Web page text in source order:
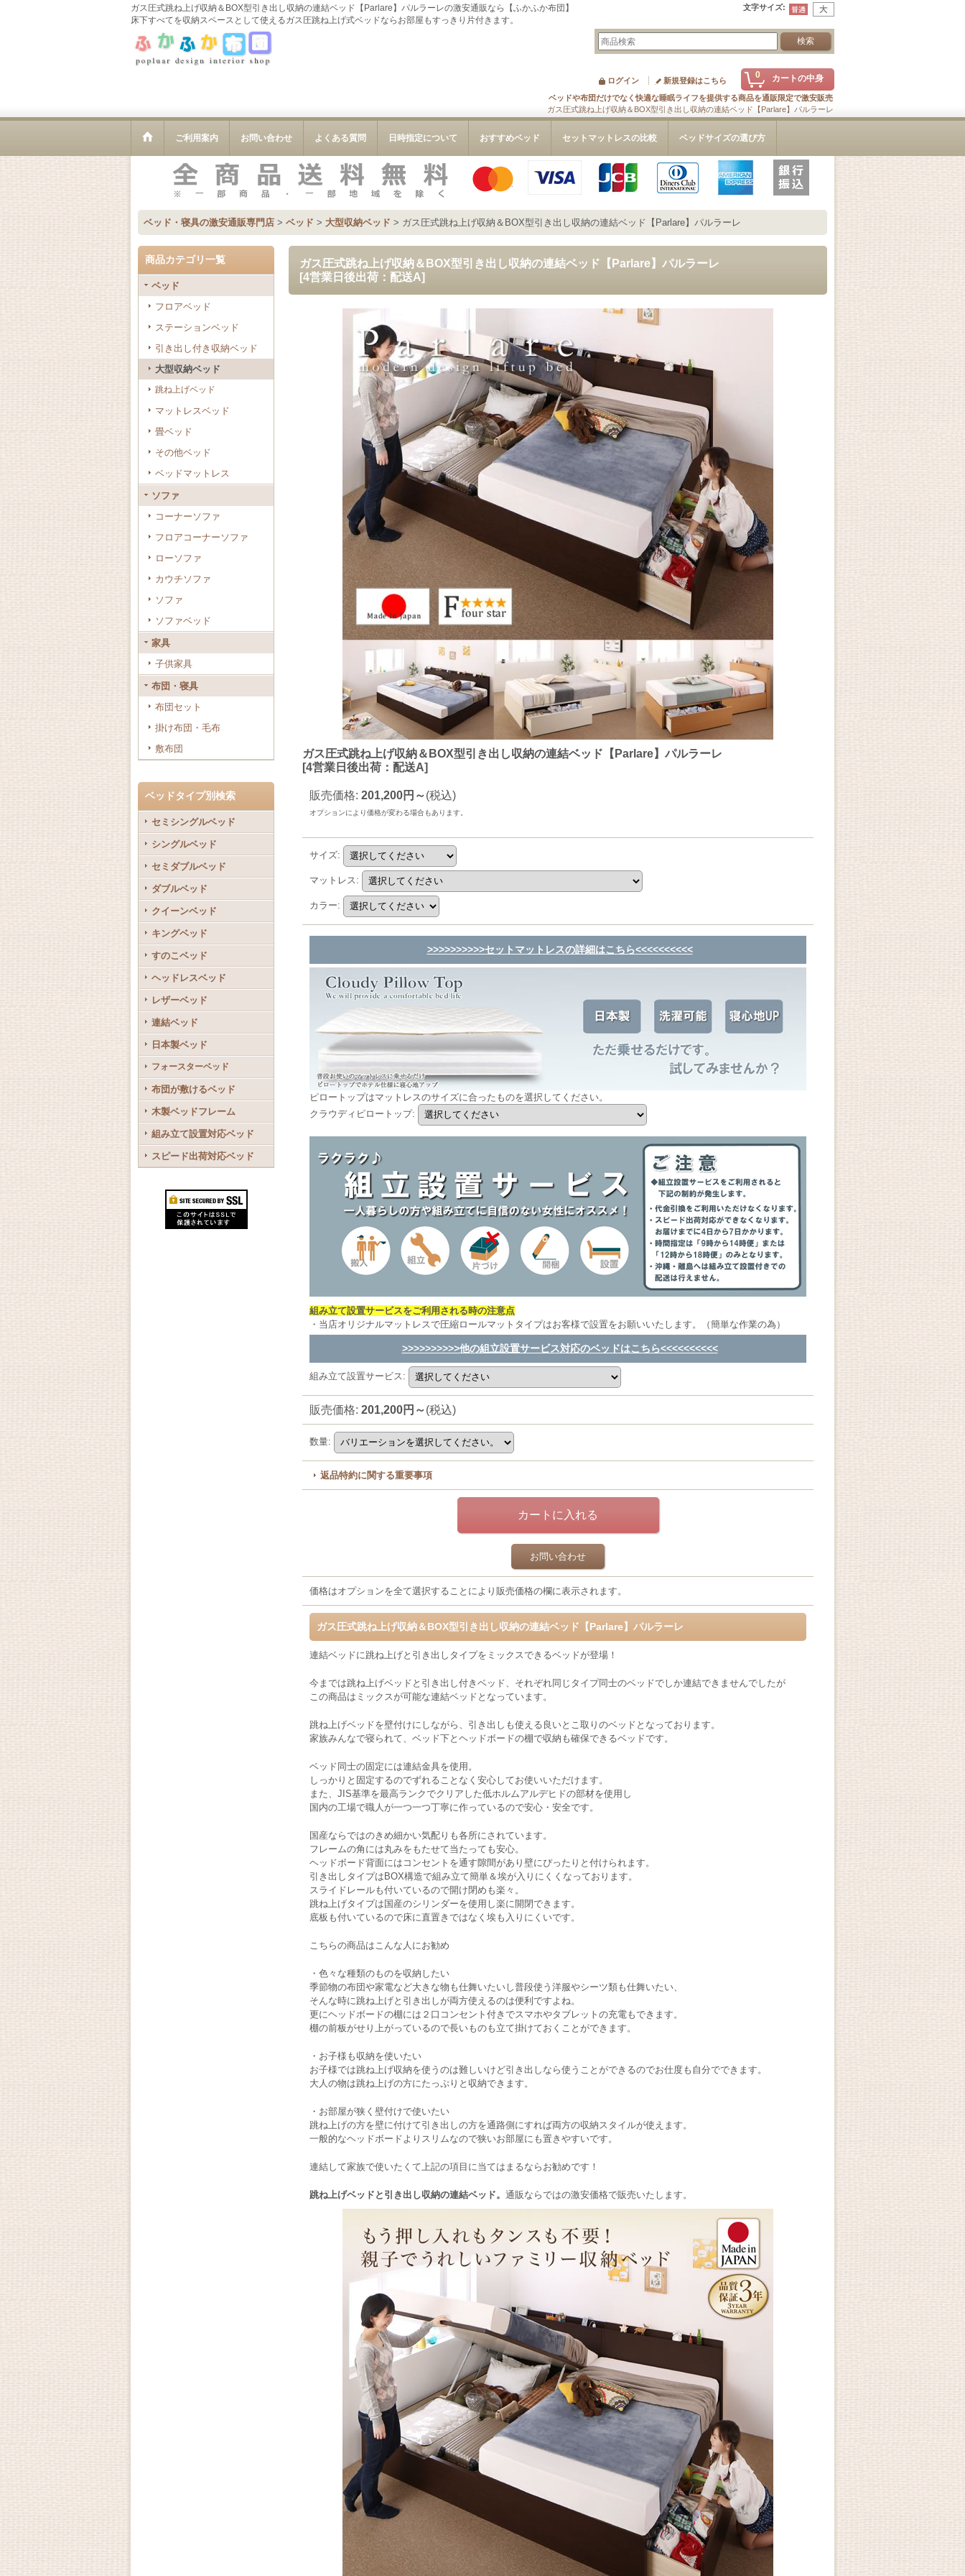
ガス圧式跳ね上げ収納＆BOX型引き出し収納の連結ベッド【Parlare】パルラーレの激安通販なら【ふかふか布団】
床下すべてを収納スペースとして使えるガス圧跳ね上げ式ベッドならお部屋もすっきり片付きます。
ガス圧式跳ね上げ収納＆BOX型引き出し収納の連結ベッド【Parlare】パルラーレ
文字サイズ:
ベッドや布団だけでなく快適な睡眠ライフを提供する商品を通販限定で激安販売
0 カートの中身
ログイン 新規登録はこちら
ご利用案内 お問い合わせ よくある質問 日時指定について おすすめベッド セットマットレスの比較 ベッドサイズの選び方
ベッド・寝具の激安通販専門店 > ベッド > 大型収納ベッド > ガス圧式跳ね上げ収納＆BOX型引き出し収納の連結ベッド【Parlare】パルラーレ
商品カテゴリ一覧
ベッド
フロアベッド
ステーションベッド
引き出し付き収納ベッド
大型収納ベッド
跳ね上げベッド
マットレスベッド
畳ベッド
その他ベッド
ベッドマットレス
ソファ
コーナーソファ
フロアコーナーソファ
ローソファ
カウチソファ
ソファ
ソファベッド
家具
子供家具
布団・寝具
布団セット
掛け布団・毛布
敷布団
ベッドタイプ別検索
セミシングルベッド
シングルベッド
セミダブルベッド
ダブルベッド
クイーンベッド
キングベッド
すのこベッド
ヘッドレスベッド
レザーベッド
連結ベッド
日本製ベッド
フォースターベッド
布団が敷けるベッド
木製ベッドフレーム
組み立て設置対応ベッド
スピード出荷対応ベッド
ガス圧式跳ね上げ収納＆BOX型引き出し収納の連結ベッド【Parlare】パルラーレ
[4営業日後出荷：配送A]
ガス圧式跳ね上げ収納＆BOX型引き出し収納の連結ベッド【Parlare】パルラーレ
[4営業日後出荷：配送A]
販売価格: 201,200円～(税込)
オプションにより価格が変わる場合もあります。
サイズ:
マットレス:
カラー:
>>>>>>>>>>セットマットレスの詳細はこちら<<<<<<<<<<
ピロートップはマットレスのサイズに合ったものを選択してください。
クラウディピロートップ:
組み立て設置サービスをご利用される時の注意点
・当店オリジナルマットレスで圧縮ロールマットタイプはお客様で設置をお願いいたします。（簡単な作業の為）
>>>>>>>>>>他の組立設置サービス対応のベッドはこちら<<<<<<<<<<
組み立て設置サービス:
販売価格: 201,200円～(税込)
数量:
返品特約に関する重要事項
お問い合わせ
価格はオプションを全て選択することにより販売価格の欄に表示されます。
ガス圧式跳ね上げ収納＆BOX型引き出し収納の連結ベッド【Parlare】パルラーレ
連結ベッドに跳ね上げと引き出しタイプをミックスできるベッドが登場！
今までは跳ね上げベッドと引き出し付きベッド、それぞれ同じタイプ同士のベッドでしか連結できませんでしたが
この商品はミックスが可能な連結ベッドとなっています。
跳ね上げベッドを壁付けにしながら、引き出しも使える良いとこ取りのベッドとなっております。
家族みんなで寝られて、ベッド下とヘッドボードの棚で収納も確保できるベッドです。
ベッド同士の固定には連結金具を使用。
しっかりと固定するのでずれることなく安心してお使いいただけます。
また、JIS基準を最高ランクでクリアした低ホルムアルデヒドの部材を使用し
国内の工場で職人が一つ一つ丁寧に作っているので安心・安全です。
国産ならではのきめ細かい気配りも各所にされています。
フレームの角には丸みをもたせて当たっても安心。
ヘッドボード背面にはコンセントを通す隙間があり壁にぴったりと付けられます。
引き出しタイプはBOX構造で組み立て簡単＆埃が入りにくくなっております。
スライドレールも付いているので開け閉めも楽々。
跳ね上げタイプは国産のシリンダーを使用し楽に開閉できます。
底板も付いているので床に直置きではなく埃も入りにくいです。
こちらの商品はこんな人にお勧め
・色々な種類のものを収納したい
季節物の布団や家電など大きな物も仕舞いたいし普段使う洋服やシーツ類も仕舞いたい、
そんな時に跳ね上げと引き出しが両方使えるのは便利ですよね。
更にヘッドボードの棚には２口コンセント付きでスマホやタブレットの充電もできます。
棚の前板がせり上がっているので長いものも立て掛けておくことができます。
・お子様も収納を使いたい
お子様では跳ね上げ収納を使うのは難しいけど引き出しなら使うことができるのでお仕度も自分でできます。
大人の物は跳ね上げの方にたっぷりと収納できます。
・お部屋が狭く壁付けで使いたい
跳ね上げの方を壁に付けて引き出しの方を通路側にすれば両方の収納スタイルが使えます。
一般的なヘッドボードよりスリムなので狭いお部屋にも置きやすいです。
連結して家族で使いたくて上記の項目に当てはまるならお勧めです！
跳ね上げベッドと引き出し収納の連結ベッド。 通販ならではの激安価格で販売いたします。